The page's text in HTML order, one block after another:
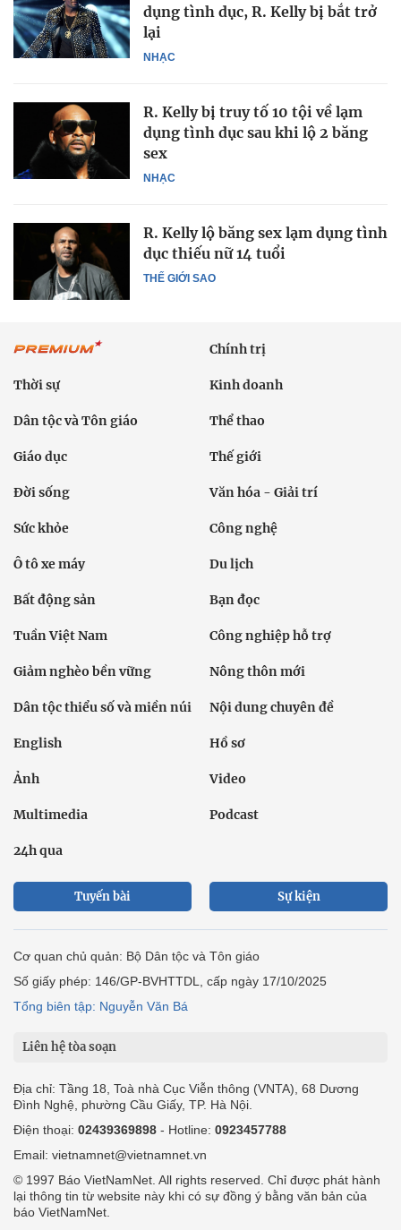
NHẠC
dụng tình dục, R. Kelly bị bắt trở
lại
NHẠC
R. Kelly bị truy tố 10 tội về lạm
dụng tình dục sau khi lộ 2 băng
sex
THẾ GIỚI SAO
R. Kelly lộ băng sex lạm dụng tình
dục thiếu nữ 14 tuổi
Chính trị
Thời sự Kinh doanh
Dân tộc và Tôn giáo Thể thao
Giáo dục Thế giới
Đời sống Văn hóa - Giải trí
Sức khỏe Công nghệ
Ô tô xe máy Du lịch
Bất động sản Bạn đọc
Tuần Việt Nam Công nghiệp hỗ trợ
Giảm nghèo bền vững Nông thôn mới
Dân tộc thiểu số và miền núi Nội dung chuyên đề
English Hồ sơ
Ảnh Video
Multimedia Podcast
24h qua
Tuyến bài Sự kiện
Cơ quan chủ quản: Bộ Dân tộc và Tôn giáo
Số giấy phép: 146/GP-BVHTTDL, cấp ngày 17/10/2025
Tổng biên tập: Nguyễn Văn Bá
Liên hệ tòa soạn
Địa chỉ: Tầng 18, Toà nhà Cục Viễn thông (VNTA), 68 Dương
Đình Nghệ, phường Cầu Giấy, TP. Hà Nội.
Điện thoại: 02439369898 - Hotline: 0923457788
Email: vietnamnet@vietnamnet.vn
© 1997 Báo VietNamNet. All rights reserved. Chỉ được phát hành
lại thông tin từ website này khi có sự đồng ý bằng văn bản của
báo VietNamNet.